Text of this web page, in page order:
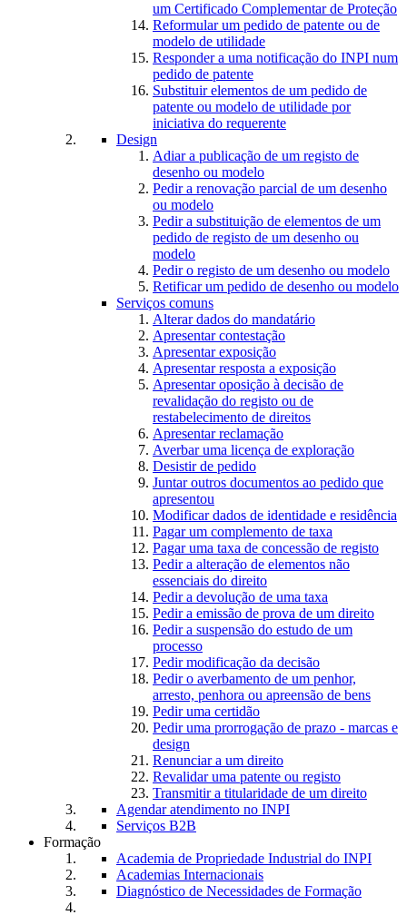
um Certificado Complementar de Proteção
Reformular um pedido de patente ou de
modelo de utilidade
Responder a uma notificação do INPI num
pedido de patente
Substituir elementos de um pedido de
patente ou modelo de utilidade por
iniciativa do requerente
Design
Adiar a publicação de um registo de
desenho ou modelo
Pedir a renovação parcial de um desenho
ou modelo
Pedir a substituição de elementos de um
pedido de registo de um desenho ou
modelo
Pedir o registo de um desenho ou modelo
Retificar um pedido de desenho ou modelo
Serviços comuns
Alterar dados do mandatário
Apresentar contestação
Apresentar exposição
Apresentar resposta a exposição
Apresentar oposição à decisão de
revalidação do registo ou de
restabelecimento de direitos
Apresentar reclamação
Averbar uma licença de exploração
Desistir de pedido
Juntar outros documentos ao pedido que
apresentou
Modificar dados de identidade e residência
Pagar um complemento de taxa
Pagar uma taxa de concessão de registo
Pedir a alteração de elementos não
essenciais do direito
Pedir a devolução de uma taxa
Pedir a emissão de prova de um direito
Pedir a suspensão do estudo de um
processo
Pedir modificação da decisão
Pedir o averbamento de um penhor,
arresto, penhora ou apreensão de bens
Pedir uma certidão
Pedir uma prorrogação de prazo - marcas e
design
Renunciar a um direito
Revalidar uma patente ou registo
Transmitir a titularidade de um direito
Agendar atendimento no INPI
Serviços B2B
Formação
Academia de Propriedade Industrial do INPI
Academias Internacionais
Diagnóstico de Necessidades de Formação